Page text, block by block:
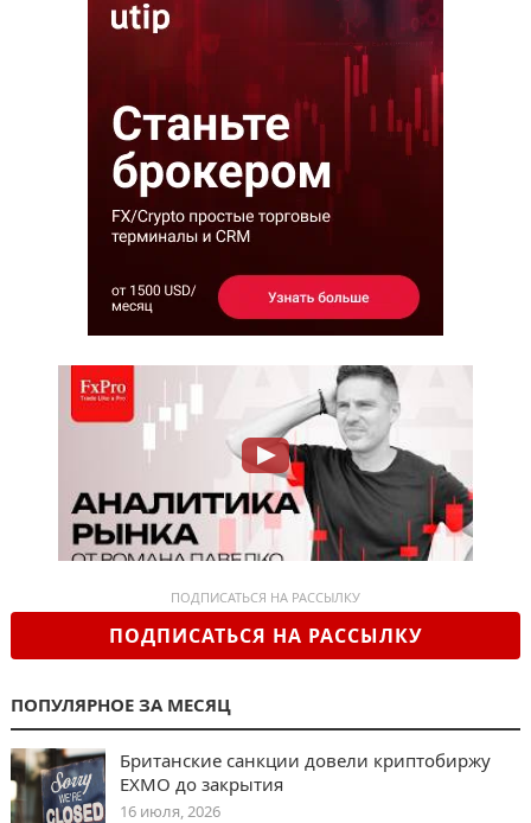
ПОДПИСАТЬСЯ НА РАССЫЛКУ
ПОДПИСАТЬСЯ НА РАССЫЛКУ
ПОПУЛЯРНОЕ ЗА МЕСЯЦ
Британские санкции довели криптобиржу
EXMO до закрытия
16 июля, 2026